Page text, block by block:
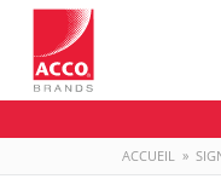
ACCUEIL »